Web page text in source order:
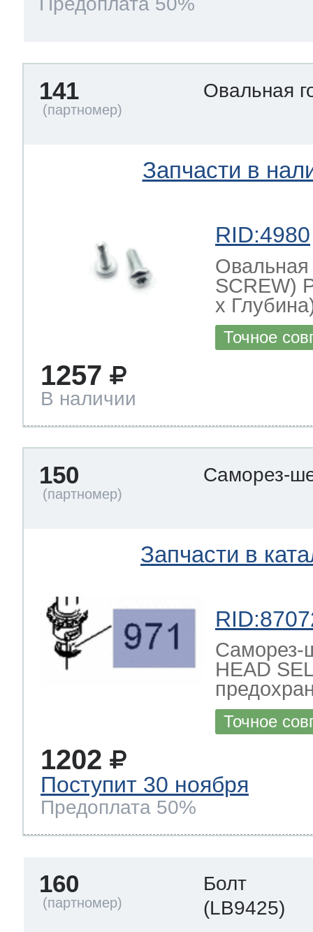
141 Овальная
Запчасти в
RID:4980
Овальная
SCREW)
х
Точное
1257
В наличии
150 Саморез-
Запчасти в
Саморез-
HEAD
Точное
1202
Поступит 30 ноября
Предоплата 50%
160
Болт
(LB9425)